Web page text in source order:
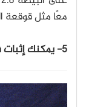
معًا مثل قوقعة
5- يمكنك إثبات نظرية فيثاغورس بالسوائل